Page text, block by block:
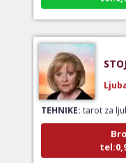
TEHNIKE:tarot za